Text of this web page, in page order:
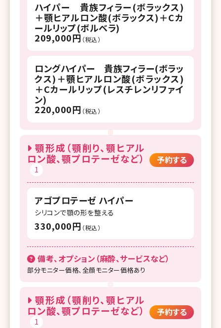
ハイパー 貴族フィラー(ボラックス)
＋顎ヒアルロン酸(ボラックス)＋Cカ
ールリップ(ボルベラ)
209,000円 （税込）
ロングハイパー 貴族フィラー(ボラッ
クス)＋顎ヒアルロン酸(ボラックス)
＋Cカールリップ(レスチレンリファイ
ン)
220,000円 （税込）
顎形成（顎削り、顎ヒアル
ロン酸、顎プロテーゼなど）
1
予約する
アゴプロテーゼ ハイパー
シリコンで顎の形を整える
330,000円 （税込）
備考、オプション（麻酔、サービスなど）
部分モニター価格、全顔モニター価格あり
顎形成（顎削り、顎ヒアル
ロン酸、顎プロテーゼなど）
1
予約する